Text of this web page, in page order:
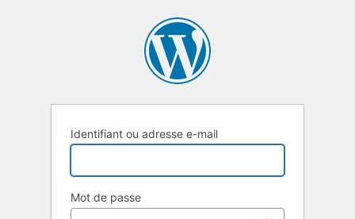
Identifiant ou adresse e-mail
Mot de passe